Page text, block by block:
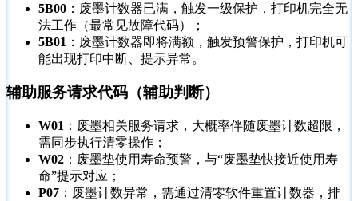
5B00 ：废墨计数器已满，触发一级保护，打印机完全无
法工作（最常见故障代码）；
5B01 ：废墨计数器即将满额，触发预警保护，打印机可
能出现打印中断、提示异常。
辅助服务请求代码（辅助判断）
W01 ：废墨相关服务请求，大概率伴随废墨计数超限，
需同步执行清零操作；
W02 ：废墨垫使用寿命预警，与“废墨垫快接近使用寿
命”提示对应；
P07 ：废墨计数异常，需通过清零软件重置计数器，排